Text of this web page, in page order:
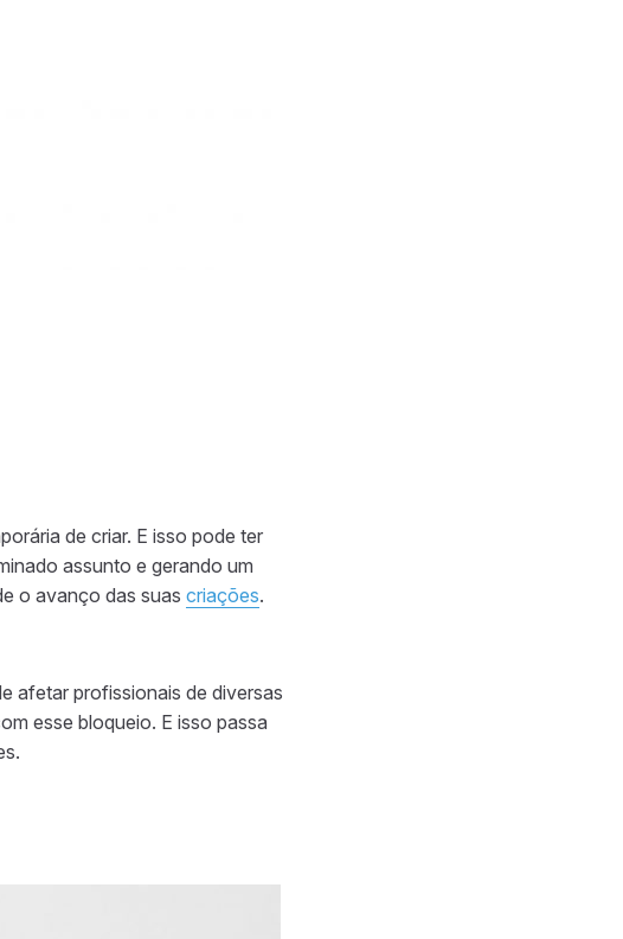
de criar. E isso pode ter
assunto e gerando um
o avanço das suas criações.
afetar profissionais de diversas
esse bloqueio. E isso passa